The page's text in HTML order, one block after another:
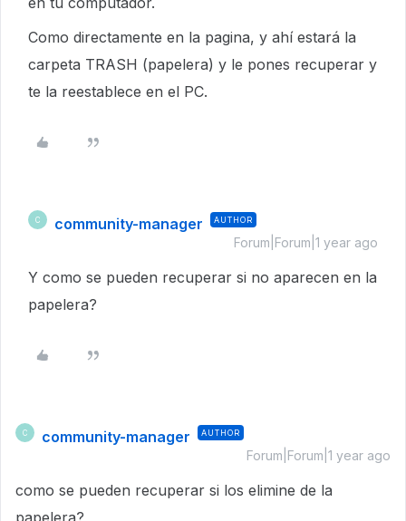
Como directamente en la pagina, y ahí estará la
carpeta TRASH (papelera) y le pones recuperar y
te la reestablece en el PC.
C community-manager AUTHOR
Forum|Forum|1 year ago
Y como se pueden recuperar si no aparecen en la
papelera?
C community-manager AUTHOR
Forum|Forum|1 year ago
como se pueden recuperar si los elimine de la
papelera?